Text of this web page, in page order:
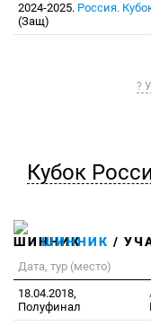
2024-2025. Россия.
(Защ)
?
Кубок
ШИННИК /
Дата, тур (место)
18.04.2018,
Полуфинал